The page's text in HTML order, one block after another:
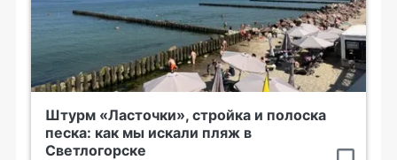
Штурм «Ласточки», стройка и полоска
песка: как мы искали пляж в
Светлогорске